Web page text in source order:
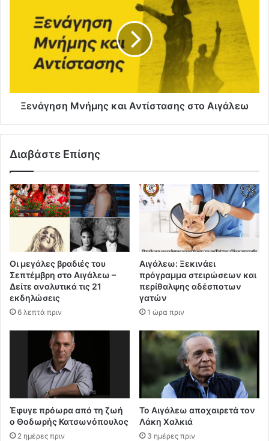
Ξενάγηση Μνήμης και Αντίστασης στο Αιγάλεω
Διαβάστε Επίσης
Οι μεγάλες βραδιές του
Σεπτέμβρη στο Αιγάλεω –
Δείτε αναλυτικά τις 21
εκδηλώσεις
6 λεπτά πριν
Αιγάλεω: Ξεκινάει
πρόγραμμα στειρώσεων και
περίθαλψης αδέσποτων
γατών
1 ώρα πριν
Έφυγε πρόωρα από τη ζωή
ο Θοδωρής Κατσωνόπουλος
2 ημέρες πριν
Το Αιγάλεω αποχαιρετά τον
Λάκη Χαλκιά
3 ημέρες πριν